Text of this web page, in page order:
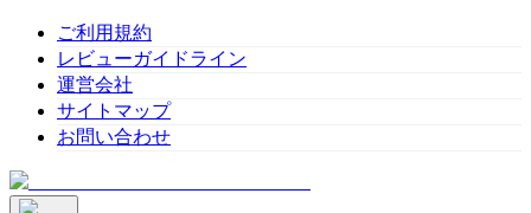
ご利用規約
レビューガイドライン
運営会社
サイトマップ
お問い合わせ